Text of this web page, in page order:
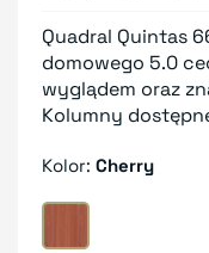
Quadral Quintas
domowego 5.0
wyglądem oraz
Kolumny
Kolor: Cherry
Cherry